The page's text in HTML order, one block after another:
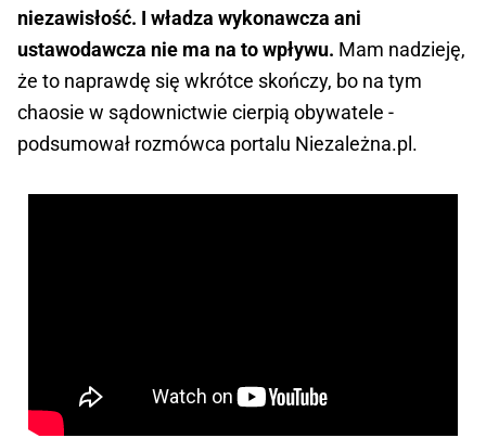
niezawisłość. I władza wykonawcza ani
ustawodawcza nie ma na to wpływu. Mam nadzieję,
że to naprawdę się wkrótce skończy, bo na tym
chaosie w sądownictwie cierpią obywatele -
podsumował rozmówca portalu Niezależna.pl.